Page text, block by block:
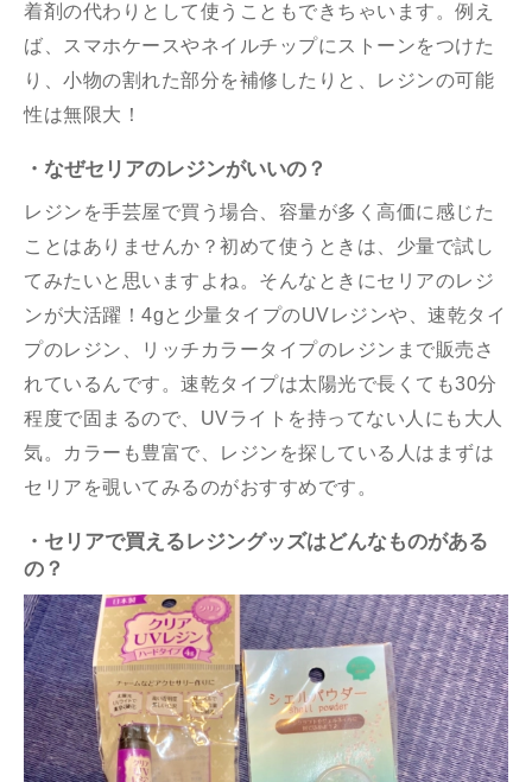
着剤の代わりとして使うこともできちゃいます。例え
ば、スマホケースやネイルチップにストーンをつけた
り、小物の割れた部分を補修したりと、レジンの可能
性は無限大！
・なぜセリアのレジンがいいの？
レジンを手芸屋で買う場合、容量が多く高価に感じた
ことはありませんか？初めて使うときは、少量で試し
てみたいと思いますよね。そんなときにセリアのレジ
ンが大活躍！4gと少量タイプのUVレジンや、速乾タイ
プのレジン、リッチカラータイプのレジンまで販売さ
れているんです。速乾タイプは太陽光で長くても30分
程度で固まるので、UVライトを持ってない人にも大人
気。カラーも豊富で、レジンを探している人はまずは
セリアを覗いてみるのがおすすめです。
・セリアで買えるレジングッズはどんなものがある
の？